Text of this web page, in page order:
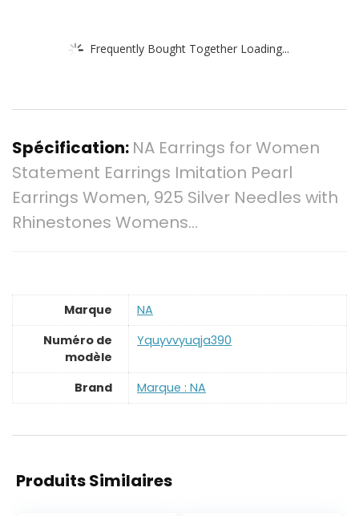
Frequently Bought Together Loading...
Spécification: NA Earrings for Women
Statement Earrings Imitation Pearl
Earrings Women, 925 Silver Needles with
Rhinestones Womens…
Marque
‎NA
Numéro de
modèle
‎Yquyvvyuqja390
Brand Marque : NA
Produits Similaires